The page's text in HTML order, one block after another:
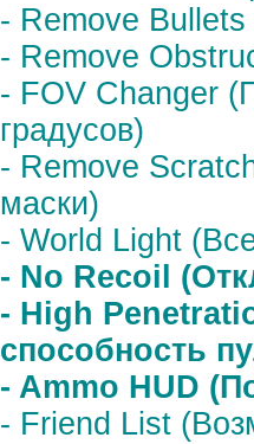
- Remove
- Remove
- FOV Changer
градусов)
- Remove
маски)
- World Light
- No Recoil
- High
способность
- Ammo HUD
- Friend List